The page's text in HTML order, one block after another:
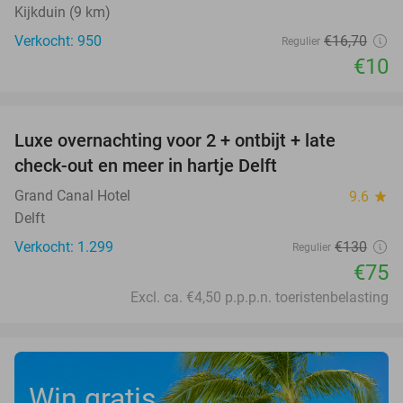
Kijkduin (9 km)
Verkocht: 950
Regulier €16,70
€10
Luxe overnachting voor 2 + ontbijt + late
check-out en meer in hartje Delft
Grand Canal Hotel 9.6 star
Delft
Verkocht: 1.299
Regulier €130
€75
Excl. ca. €4,50 p.p.p.n. toeristenbelasting